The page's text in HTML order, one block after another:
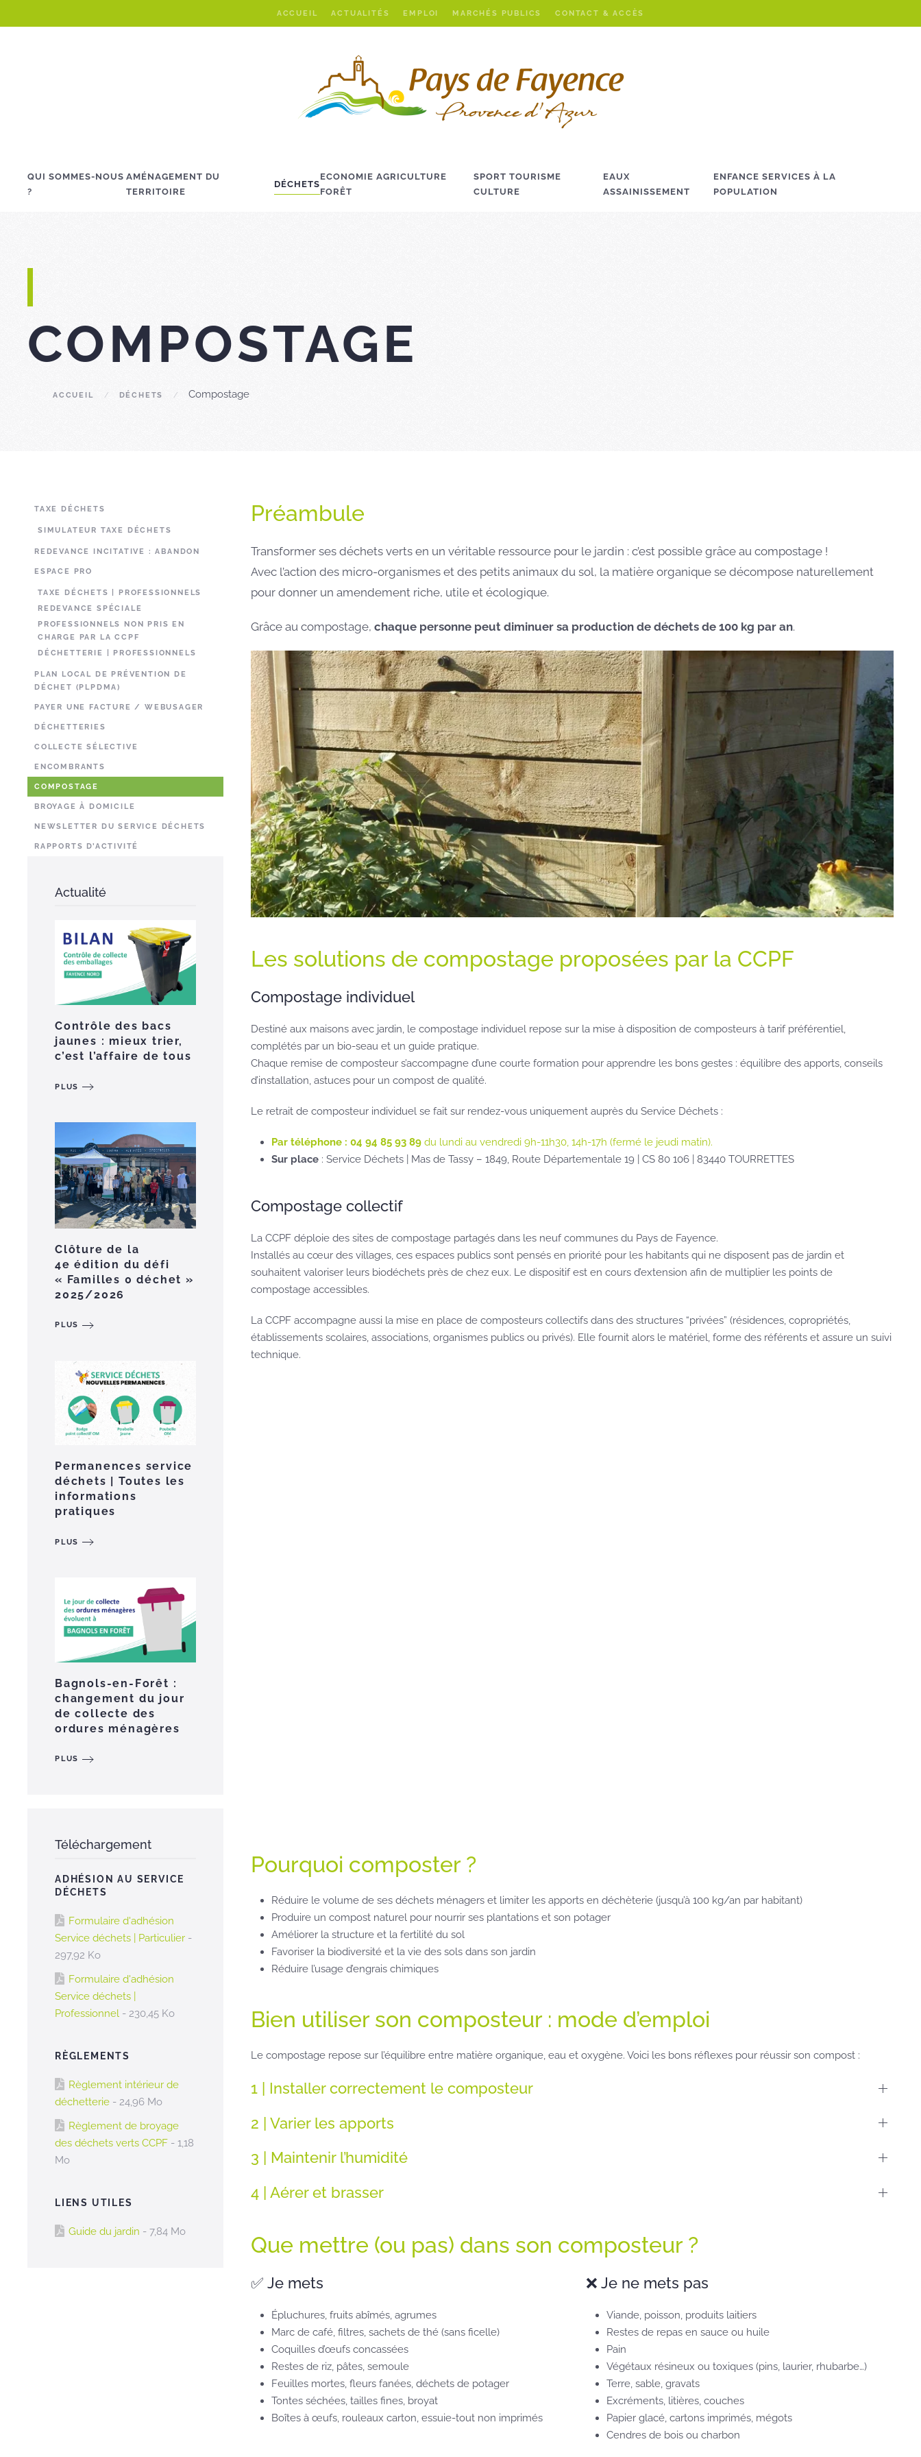
ACCUEIL ACTUALITÉS EMPLOI MARCHÉS PUBLICS CONTACT & ACCÈS
QUI SOMMES-NOUS
?
AMÉNAGEMENT DU
TERRITOIRE
DÉCHETS
ECONOMIE AGRICULTURE
FORÊT
SPORT TOURISME
CULTURE
EAUX
ASSAINISSEMENT
ENFANCE SERVICES À LA
POPULATION
COMPOSTAGE
ACCUEIL DÉCHETS Compostage
TAXE DÉCHETS
SIMULATEUR TAXE DÉCHETS
REDEVANCE INCITATIVE : ABANDON
ESPACE PRO
TAXE DÉCHETS | PROFESSIONNELS
REDEVANCE SPÉCIALE
PROFESSIONNELS NON PRIS EN
CHARGE PAR LA CCPF
DÉCHETTERIE | PROFESSIONNELS
PLAN LOCAL DE PRÉVENTION DE
DÉCHET (PLPDMA)
PAYER UNE FACTURE / WEBUSAGER
DÉCHETTERIES
COLLECTE SÉLECTIVE
ENCOMBRANTS
COMPOSTAGE
BROYAGE À DOMICILE
NEWSLETTER DU SERVICE DÉCHETS
RAPPORTS D’ACTIVITÉ
Contrôle des bacs
jaunes : mieux trier,
c’est l’affaire de tous
PLUS
Clôture de la
4e édition du défi
« Familles 0 déchet »
2025/2026
PLUS
Permanences service
déchets | Toutes les
informations
pratiques
PLUS
Bagnols-en-Forêt :
changement du jour
de collecte des
ordures ménagères
PLUS
Téléchargement
ADHÉSION AU SERVICE
DÉCHETS
Formulaire d'adhésion
Service déchets | Particulier -
297,92 Ko
Formulaire d'adhésion
Service déchets |
Professionnel - 230,45 Ko
RÈGLEMENTS
Règlement intérieur de
déchetterie - 24,96 Mo
Règlement de broyage
des déchets verts CCPF - 1,18
Mo
LIENS UTILES
Guide du jardin - 7,84 Mo
Préambule
Transformer ses déchets verts en un véritable ressource pour le jardin : c’est possible grâce au compostage !
Avec l’action des micro-organismes et des petits animaux du sol, la matière organique se décompose naturellement
pour donner un amendement riche, utile et écologique.
Grâce au compostage, chaque personne peut diminuer sa production de déchets de 100 kg par an.
Les solutions de compostage proposées par la CCPF
Compostage individuel
Destiné aux maisons avec jardin, le compostage individuel repose sur la mise à disposition de composteurs à tarif préférentiel,
complétés par un bio-seau et un guide pratique.
Chaque remise de composteur s’accompagne d’une courte formation pour apprendre les bons gestes : équilibre des apports, conseils
d’installation, astuces pour un compost de qualité.
Le retrait de composteur individuel se fait sur rendez-vous uniquement auprès du Service Déchets :
Par téléphone : 04 94 85 93 89 du lundi au vendredi 9h-11h30, 14h-17h (fermé le jeudi matin).
Sur place : Service Déchets | Mas de Tassy – 1849, Route Départementale 19 | CS 80 106 | 83440 TOURRETTES
Compostage collectif
La CCPF déploie des sites de compostage partagés dans les neuf communes du Pays de Fayence.
Installés au cœur des villages, ces espaces publics sont pensés en priorité pour les habitants qui ne disposent pas de jardin et
souhaitent valoriser leurs biodéchets près de chez eux. Le dispositif est en cours d’extension afin de multiplier les points de
compostage accessibles.
La CCPF accompagne aussi la mise en place de composteurs collectifs dans des structures “privées” (résidences, copropriétés,
établissements scolaires, associations, organismes publics ou privés). Elle fournit alors le matériel, forme des référents et assure un suivi
technique.
Pourquoi composter ?
Réduire le volume de ses déchets ménagers et limiter les apports en déchèterie (jusqu’à 100 kg/an par habitant)
Produire un compost naturel pour nourrir ses plantations et son potager
Améliorer la structure et la fertilité du sol
Favoriser la biodiversité et la vie des sols dans son jardin
Réduire l’usage d’engrais chimiques
Bien utiliser son composteur : mode d’emploi
Le compostage repose sur l’équilibre entre matière organique, eau et oxygène. Voici les bons réflexes pour réussir son compost :
1 | Installer correctement le composteur
2 | Varier les apports
3 | Maintenir l’humidité
4 | Aérer et brasser
Que mettre (ou pas) dans son composteur ?
✅ Je mets
Épluchures, fruits abîmés, agrumes
Marc de café, filtres, sachets de thé (sans ficelle)
Coquilles d’œufs concassées
Restes de riz, pâtes, semoule
Feuilles mortes, fleurs fanées, déchets de potager
Tontes séchées, tailles fines, broyat
Boîtes à œufs, rouleaux carton, essuie-tout non imprimés
❌ Je ne mets pas
Viande, poisson, produits laitiers
Restes de repas en sauce ou huile
Pain
Végétaux résineux ou toxiques (pins, laurier, rhubarbe…)
Terre, sable, gravats
Excréments, litières, couches
Papier glacé, cartons imprimés, mégots
Cendres de bois ou charbon